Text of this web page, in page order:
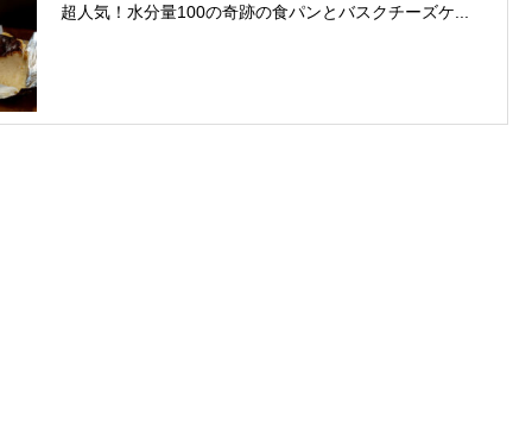
超人気！水分量100の奇跡の食パンとバスクチーズケ...